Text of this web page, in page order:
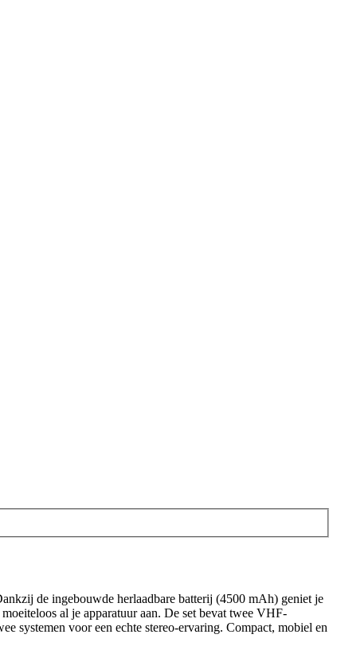
de ingebouwde herlaadbare batterij (4500 mAh) geniet je
al je apparatuur aan. De set bevat twee VHF-
systemen voor een echte stereo-ervaring. Compact, mobiel en